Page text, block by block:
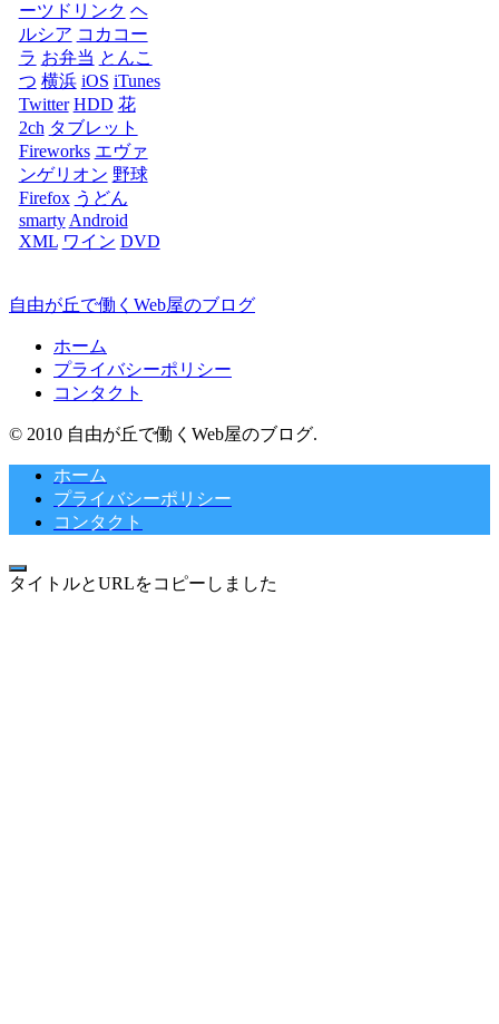
ーツドリンク ヘ
ルシア コカコー
ラ お弁当 とんこ
つ 横浜 iOS iTunes
Twitter HDD 花
2ch タブレット
Fireworks エヴァ
ンゲリオン 野球
Firefox うどん
smartyAndroid
XML ワイン DVD
自由が丘で働くWeb屋のブログ
ホーム
プライバシーポリシー
コンタクト
© 2010 自由が丘で働くWeb屋のブログ.
ホーム
プライバシーポリシー
コンタクト
タイトルとURLをコピーしました